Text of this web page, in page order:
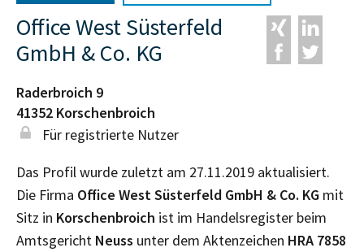
Office West Süsterfeld
GmbH & Co. KG
Raderbroich 9
41352 Korschenbroich
Für registrierte Nutzer
Das Profil wurde zuletzt am 27.11.2019 aktualisiert.
Die Firma Office West Süsterfeld GmbH & Co. KG mit
Sitz in Korschenbroich ist im Handelsregister beim
Amtsgericht Neuss unter dem Aktenzeichen HRA 7858